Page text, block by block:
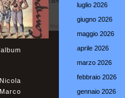
luglio 2026
giugno 2026
maggio 2026
aprile 2026
marzo 2026
febbraio 2026
gennaio 2026